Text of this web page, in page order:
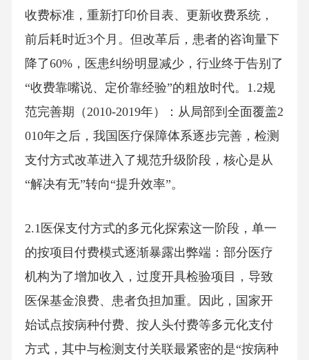
收费标准，重新打印价目表、更新收费系统，
前后耗时近3个月。但改革后，患者的咨询量下
降了60%，医患纠纷明显减少，行业终于告别了
“收费靠嘴说、定价靠经验”的粗放时代。1.2规
范完善期（2010-2019年）：从局部到全面覆盖2
010年之后，我国医疗保障体系逐步完善，检测
支付方式改革进入了规范升级阶段，核心是从
“解决有无”转向“提升效率”。
2.1医保支付方式的多元化探索这一阶段，单一
的按项目付费模式逐渐暴露出弊端：部分医疗
机构为了增加收入，过度开具检验项目，导致
医保基金浪费、患者负担加重。因此，国家开
始试点按病种付费、按人头付费等多元化支付
方式，其中与检测支付关联最紧密的是“按病种